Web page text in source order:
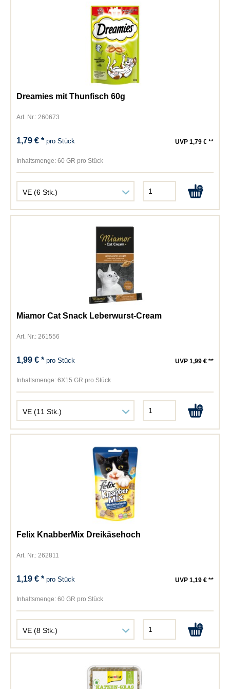
Dreamies mit Thunfisch 60g
Art. Nr.: 260673
1,79 € *pro Stück UVP 1,79 € **
Inhaltsmenge: 60 GR pro Stück
Miamor Cat Snack Leberwurst-Cream
Art. Nr.: 261556
1,99 € *pro Stück UVP 1,99 € **
Inhaltsmenge: 6X15 GR pro Stück
Felix KnabberMix Dreikäsehoch
Art. Nr.: 262811
1,19 € *pro Stück UVP 1,19 € **
Inhaltsmenge: 60 GR pro Stück